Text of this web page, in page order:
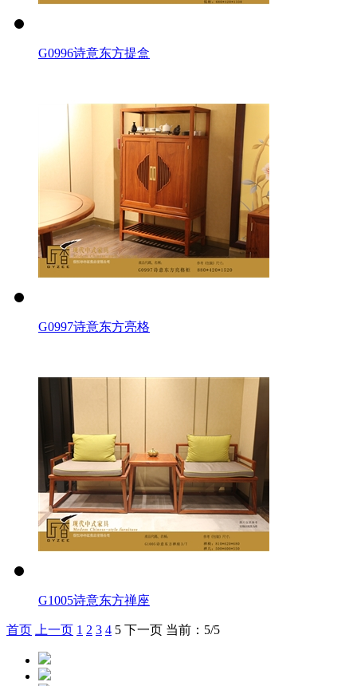
G0996诗意东方提盒
G0997诗意东方亮格
G1005诗意东方禅座
首页 上一页 1 2 3 4 5 下一页 当前：5/5